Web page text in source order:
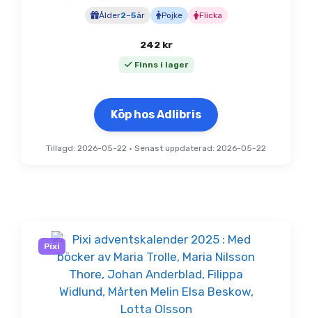
Ålder2–5år Pojke Flicka
242 kr
Finns i lager
Köp hos Adlibris
Tillagd: 2026-05-22 • Senast uppdaterad: 2026-05-22
Pixi